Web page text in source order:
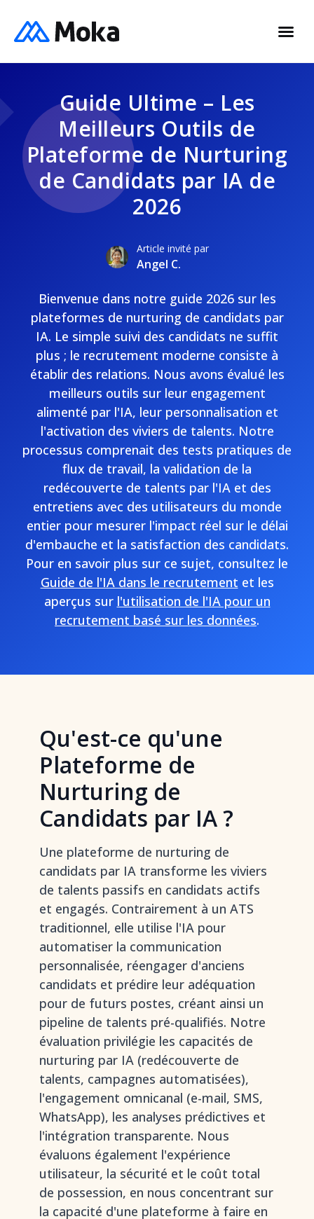
Guide Ultime – Les
Meilleurs Outils de
Plateforme de Nurturing
de Candidats par IA de
2026
Article invité par
Angel C.
Bienvenue dans notre guide 2026 sur les
plateformes de nurturing de candidats par
IA. Le simple suivi des candidats ne suffit
plus ; le recrutement moderne consiste à
établir des relations. Nous avons évalué les
meilleurs outils sur leur engagement
alimenté par l'IA, leur personnalisation et
l'activation des viviers de talents. Notre
processus comprenait des tests pratiques de
flux de travail, la validation de la
redécouverte de talents par l'IA et des
entretiens avec des utilisateurs du monde
entier pour mesurer l'impact réel sur le délai
d'embauche et la satisfaction des candidats.
Pour en savoir plus sur ce sujet, consultez le
Guide de l'IA dans le recrutement et les
aperçus sur l'utilisation de l'IA pour un
recrutement basé sur les données.
Qu'est-ce qu'une
Plateforme de
Nurturing de
Candidats par IA ?
Une plateforme de nurturing de
candidats par IA transforme les viviers
de talents passifs en candidats actifs
et engagés. Contrairement à un ATS
traditionnel, elle utilise l'IA pour
automatiser la communication
personnalisée, réengager d'anciens
candidats et prédire leur adéquation
pour de futurs postes, créant ainsi un
pipeline de talents pré-qualifiés. Notre
évaluation privilégie les capacités de
nurturing par IA (redécouverte de
talents, campagnes automatisées),
l'engagement omnicanal (e-mail, SMS,
WhatsApp), les analyses prédictives et
l'intégration transparente. Nous
évaluons également l'expérience
utilisateur, la sécurité et le coût total
de possession, en nous concentrant sur
la capacité d'une plateforme à faire en